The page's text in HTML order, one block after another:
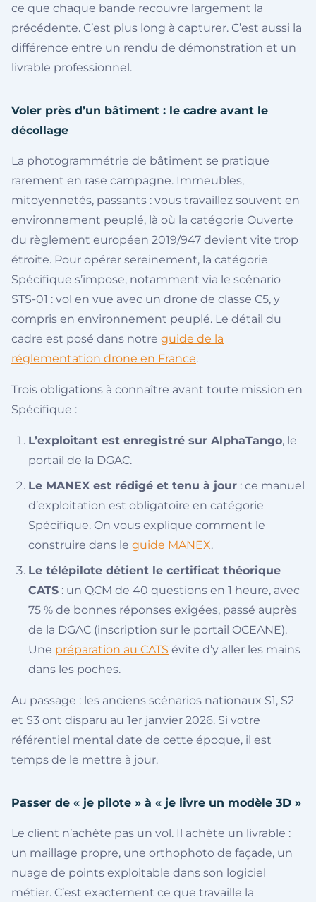
ce que chaque bande recouvre largement la
précédente. C’est plus long à capturer. C’est aussi la
différence entre un rendu de démonstration et un
livrable professionnel.
Voler près d’un bâtiment : le cadre avant le
décollage
La photogrammétrie de bâtiment se pratique
rarement en rase campagne. Immeubles,
mitoyennetés, passants : vous travaillez souvent en
environnement peuplé, là où la catégorie Ouverte
du règlement européen 2019/947 devient vite trop
étroite. Pour opérer sereinement, la catégorie
Spécifique s’impose, notamment via le scénario
STS-01 : vol en vue avec un drone de classe C5, y
compris en environnement peuplé. Le détail du
cadre est posé dans notre guide de la
réglementation drone en France.
Trois obligations à connaître avant toute mission en
Spécifique :
L’exploitant est enregistré sur AlphaTango, le
portail de la DGAC.
Le MANEX est rédigé et tenu à jour : ce manuel
d’exploitation est obligatoire en catégorie
Spécifique. On vous explique comment le
construire dans le guide MANEX.
Le télépilote détient le certificat théorique
CATS : un QCM de 40 questions en 1 heure, avec
75 % de bonnes réponses exigées, passé auprès
de la DGAC (inscription sur le portail OCEANE).
Une préparation au CATS évite d’y aller les mains
dans les poches.
Au passage : les anciens scénarios nationaux S1, S2
et S3 ont disparu au 1er janvier 2026. Si votre
référentiel mental date de cette époque, il est
temps de le mettre à jour.
Passer de « je pilote » à « je livre un modèle 3D »
Le client n’achète pas un vol. Il achète un livrable :
un maillage propre, une orthophoto de façade, un
nuage de points exploitable dans son logiciel
métier. C’est exactement ce que travaille la